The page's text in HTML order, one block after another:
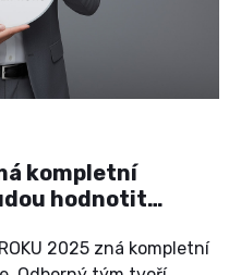
kompletní
hodnotit
2025 zná kompletní